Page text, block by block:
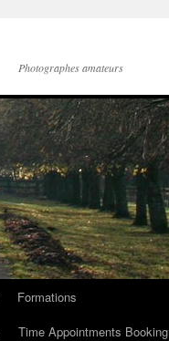
Photographes amateurs
Formations
Time Appointments Booking